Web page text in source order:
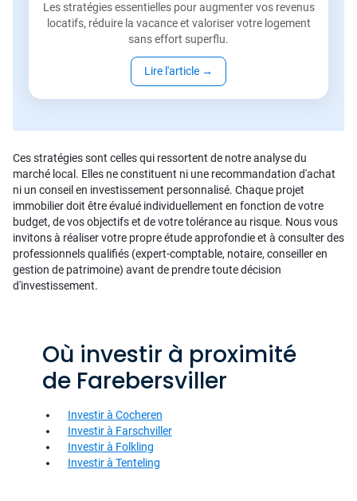
Les stratégies essentielles pour augmenter vos revenus
locatifs, réduire la vacance et valoriser votre logement
sans effort superflu.
Lire l'article →
Ces stratégies sont celles qui ressortent de notre analyse du
marché local. Elles ne constituent ni une recommandation d'achat
ni un conseil en investissement personnalisé. Chaque projet
immobilier doit être évalué individuellement en fonction de votre
budget, de vos objectifs et de votre tolérance au risque. Nous vous
invitons à réaliser votre propre étude approfondie et à consulter des
professionnels qualifiés (expert-comptable, notaire, conseiller en
gestion de patrimoine) avant de prendre toute décision
d'investissement.
Où investir à proximité
de Farebersviller
Investir à Cocheren
Investir à Farschviller
Investir à Folkling
Investir à Tenteling